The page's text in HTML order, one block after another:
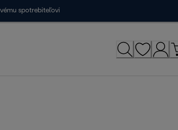
spotrebiteľovi